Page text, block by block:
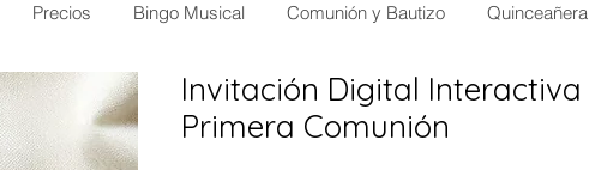
Precios Bingo Musical Comunión y Bautizo Quinceañera
Invitación Digital Interactiva
Primera Comunión